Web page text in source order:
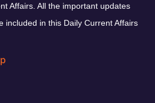
Affairs. All the important updates
included in this Daily Current Affairs